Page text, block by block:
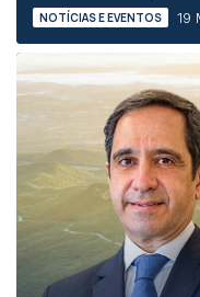
NOTÍCIAS E EVENTOS 19